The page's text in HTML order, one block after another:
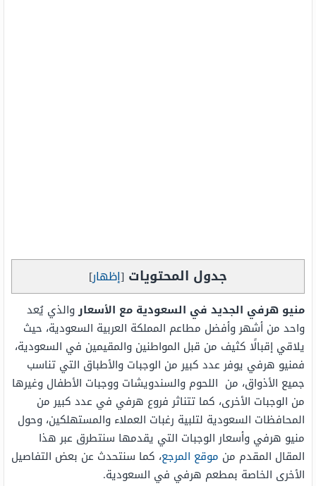
جدول المحتويات [إظهار]
منيو هرفي الجديد في السعودية مع الأسعاروالذي يُعد
واحد من أشهر وأفضل مطاعم المملكة العربية السعودية، حيث
يلاقي إقبالًا كثيف من قبل المواطنين والمقيمين في السعودية،
فمنيو هرفي يوفر عدد كبير من الوجبات والأطباق التي تناسب
جميع الأذواق، من اللحوم والسندويشات ووجبات الأطفال وغيرها
من الوجبات الأخرى، كما تتناثر فروع هرفي في عدد كبير من
المحافظات السعودية لتلبية رغبات العملاء والمستهلكين، وحول
منيو هرفي وأسعار الوجبات التي يقدمها سنتطرق عبر هذا
المقال المقدم من موقع المرجع، كما سنتحدث عن بعض التفاصيل
الأخرى الخاصة بمطعم هرفي في السعودية.